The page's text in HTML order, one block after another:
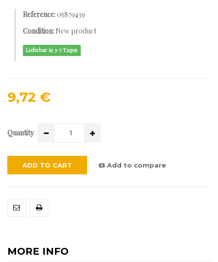
Reference:05879439
Condition: New product
Lieferbar in 3-7 Tagen
9,72 €
Quantity
ADD TO CART Add to compare
MORE INFO